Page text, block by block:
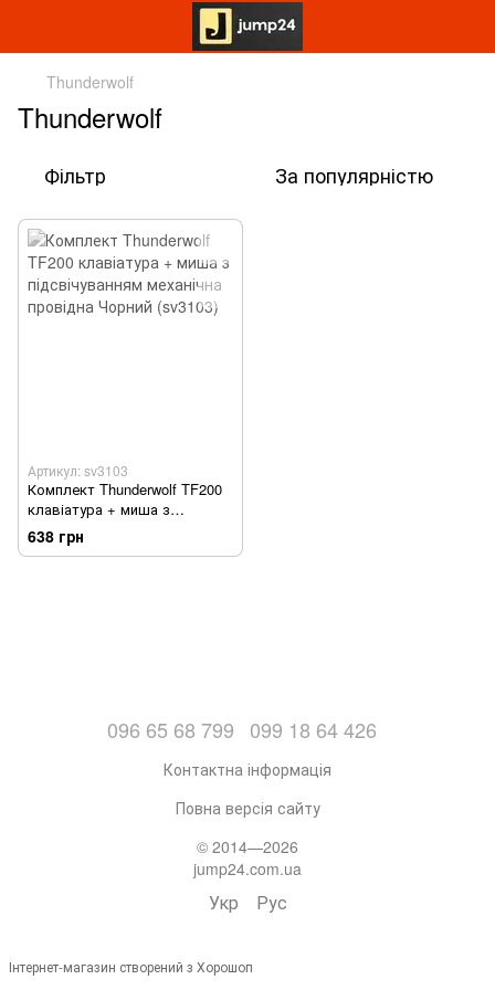
Thunderwolf
Thunderwolf
Фільтр За популярністю
Артикул: sv3103
Комплект Thunderwolf TF200
клавіатура + миша з
підсвічуванням механічна
провідна Чорний (sv3103)
638 грн
096 65 68 799 099 18 64 426
Контактна інформація
Повна версія сайту
© 2014—2026
jump24.com.ua
Укр Рус
Інтернет-магазин створений з Хорошоп